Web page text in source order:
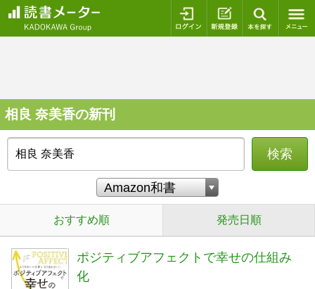
ログイン 新規登録
相良 奈美香の新刊
検索
おすすめ順 発売日順
ポジティブアフェクトで幸せの仕組み
化